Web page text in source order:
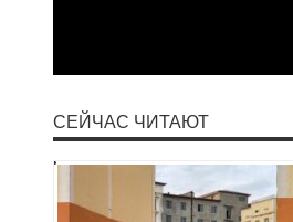
СЕЙЧАС ЧИТАЮТ